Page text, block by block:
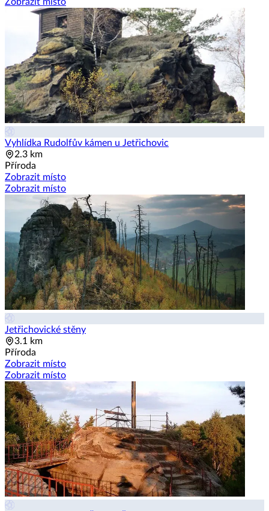
Vyhlídka Rudolfův kámen u Jetřichovic
2.3 km
Příroda
Zobrazit místo
Zobrazit místo
Jetřichovické stěny
3.1 km
Příroda
Zobrazit místo
Zobrazit místo